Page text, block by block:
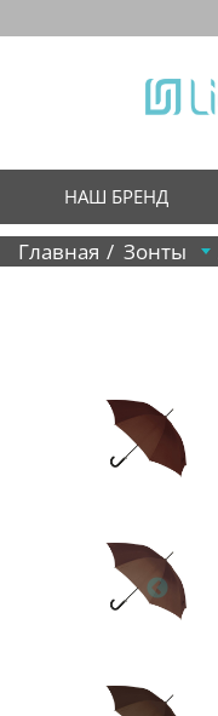
НАШ БРЕНД
Главная Зонты